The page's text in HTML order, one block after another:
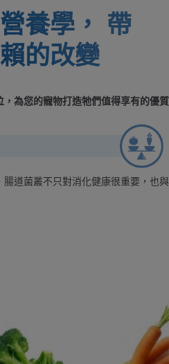
養學， 帶
的改變
為您的寵物打造牠們值得享有的優質
道菌叢不只對消化健康很重要，也與